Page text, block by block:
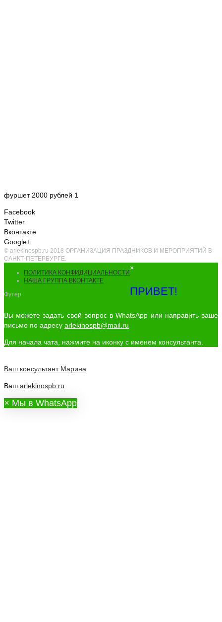
фуршет 2000 рублей 1
Facebook
Twitter
Вконтакте
Google+
© arlekinospb.ru 2018 ОРГАНИЗАЦИЯ ПРАЗДНИКОВ И МЕРОПРИЯТИЙ В
САНКТ-ПЕТЕРБУРГЕ.
ПОЛИТИКА КОНФИДИЦИАЛЬНОСТИ
НАША ГРУППА ВКОНТАКТЕ
Футер
×
ПРИВЕТ!
Вы можете задать свой вопрос в WhatsApp или направить ваше
письмо по адресу arlekinospb@mail.ru
Для начала чата, нажмите на иконку с именем консультанта.
Ваш консультант Марина
Ваш arlekinospb.ru
× Мы в WhatsApp